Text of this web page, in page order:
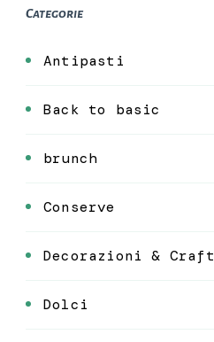
Categorie
Antipasti
Back to basic
brunch
Conserve
Decorazioni & Craft
Dolci